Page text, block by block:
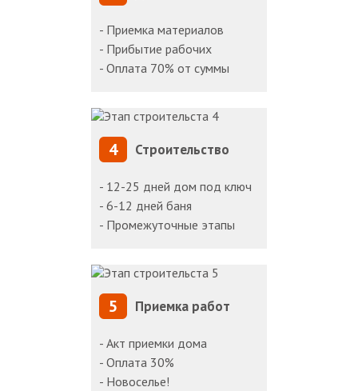
- Приемка материалов
- Прибытие рабочих
- Оплата 70% от суммы
4 Строительство
- 12-25 дней дом под ключ
- 6-12 дней баня
- Промежуточные этапы
5 Приемка работ
- Акт приемки дома
- Оплата 30%
- Новоселье!